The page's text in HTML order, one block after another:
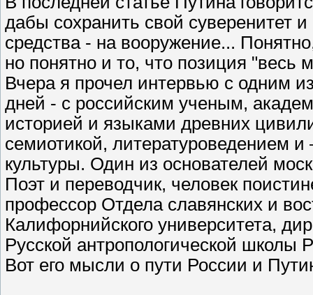
дабы сохранить свой суверенитет
средства - на вооружение...
но понятно и то, что позиция "весь
Вчера я прочел интервью с одним
дней - с российским ученым,
историей и языками древних
семиотикой,
культуры. Один из основателей
Поэт и переводчик, человек
профессор Отдела славянских и
Калифорнийского университета,
Русской антропологической школы
Вот его мысли о пути России и